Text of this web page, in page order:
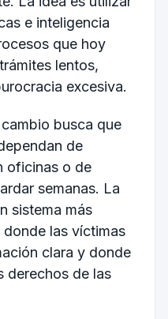
e inteligencia
que hoy
lentos,
excesiva.
busca que
de
oficinas o de
semanas. La
sistema más
las víctimas
clara y donde
derechos de las